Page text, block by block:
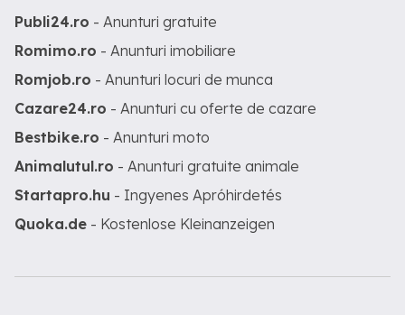
Publi24.ro - Anunturi gratuite
Romimo.ro - Anunturi imobiliare
Romjob.ro - Anunturi locuri de munca
Cazare24.ro - Anunturi cu oferte de cazare
Bestbike.ro - Anunturi moto
Animalutul.ro - Anunturi gratuite animale
Startapro.hu - Ingyenes Apróhirdetés
Quoka.de - Kostenlose Kleinanzeigen